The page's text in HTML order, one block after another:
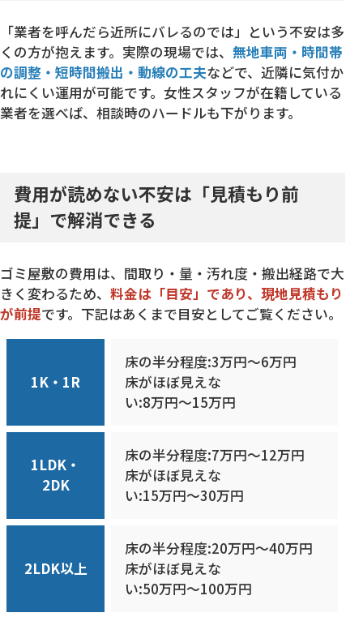
「業者を呼んだら近所にバレるのでは」という不安は多
くの方が抱えます。実際の現場では、 無地車両・時間帯
の調整・短時間搬出・動線の工夫などで、近隣に気付か
れにくい運用が可能です。女性スタッフが在籍している
業者を選べば、相談時のハードルも下がります。
費用が読めない不安は「見積もり前
提」で解消できる
ゴミ屋敷の費用は、間取り・量・汚れ度・搬出経路で大
きく変わるため、 料金は「目安」であり、現地見積もり
が前提です。下記はあくまで目安としてご覧ください。
1K・1R
床の半分程度:3万円〜6万円
床がほぼ見えな
い:8万円〜15万円
1LDK・
2DK
床の半分程度:7万円〜12万円
床がほぼ見えな
い:15万円〜30万円
2LDK以上
床の半分程度:20万円〜40万円
床がほぼ見えな
い:50万円〜100万円